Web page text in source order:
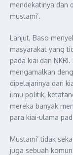
mendekatinya dan
mustami’.
Lanjut, Baso
masyarakat yang
pada kiai dan
mengamalkan
dipelajarinya dari
ilmu politik,
mereka banyak
para kiai-ulama
Mustami’ tidak
juga sebuah